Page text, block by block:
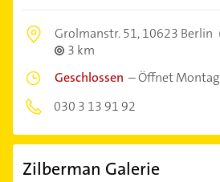
Grolmanstr. 51,10623 Berlin
3 km
Geschlossen –Öffnet
030 3 13 91 92
Zilberman Galerie